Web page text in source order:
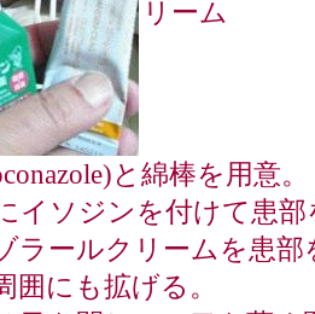
リーム
と綿棒を用意。
イソジンを付けて患部
ラールクリームを患部
囲にも拡げる。